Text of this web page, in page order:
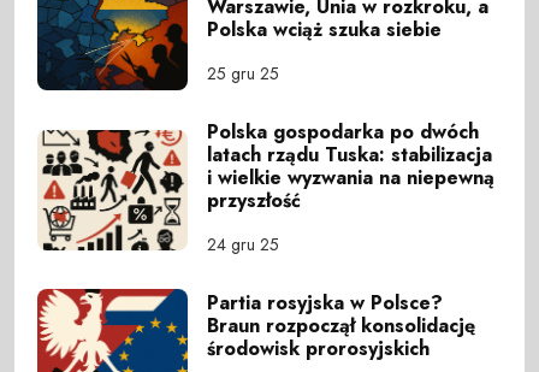
Warszawie, Unia w rozkroku, a
Polska wciąż szuka siebie
25 gru 25
Polska gospodarka po dwóch
latach rządu Tuska: stabilizacja
i wielkie wyzwania na niepewną
przyszłość
24 gru 25
Partia rosyjska w Polsce?
Braun rozpoczął konsolidację
środowisk prorosyjskich